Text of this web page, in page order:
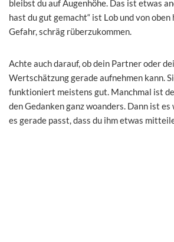
bleibst du auf Augenhöhe. Das ist etwas
hast du gut gemacht“ ist Lob und von
Gefahr, schräg rüberzukommen.
Achte auch darauf, ob dein Partner oder
Wertschätzung gerade aufnehmen kann.
funktioniert meistens gut. Manchmal ist
den Gedanken ganz woanders. Dann ist
es gerade passt, dass du ihm etwas